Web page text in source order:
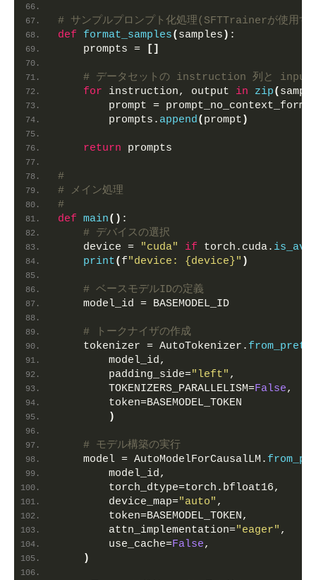
# サンプルプロンプト化処理(SFTTrainerが使用す
def
format_samples( samples ) :
    prompts =
[]
# データセットの instruction 列と input 列
for instruction, output in zip(
prompt =
        prompts.
append( prompt )
return prompts
#
# メイン処理
#
def main() :
# デバイスの選択
    device =
"cuda" if torch.cuda.
print( f"device: {device}" )
# ベースモデルIDの定義
    model_id = BASEMODEL_ID
# トークナイザの作成
    tokenizer = AutoTokenizer.
        model_id,
        padding_side=
"left" ,
        TOKENIZERS_PARALLELISM=
False,
        token=BASEMODEL_TOKEN
)
# モデル構築の実行
    model = AutoModelForCausalLM.
        model_id,
        torch_dtype=torch.bfloat16,
        device_map=
"auto" ,
        token=BASEMODEL_TOKEN,
        attn_implementation=
"eager" ,
        use_cache=
False,
)